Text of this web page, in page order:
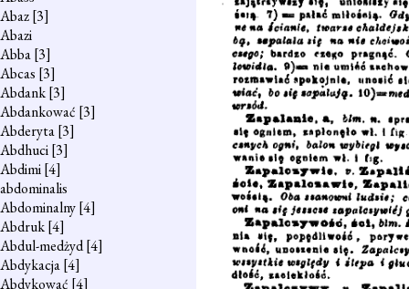
Abaz[3]
Abazi
Abba[3]
Abcas [3]
Abdank[3]
Abdankować [3]
Abderyta[3]
Abdhuci[3]
Abdimi[4]
abdominalis
Abdominalny[4]
Abdruk[4]
Abdul-medżyd[4]
Abdykacja[4]
Abdykować [4]